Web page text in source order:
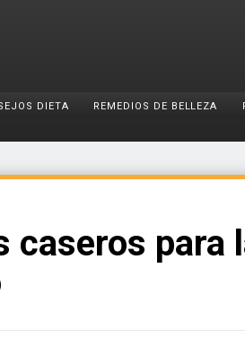
DIETA REMEDIOS DE BELLEZA
caseros para